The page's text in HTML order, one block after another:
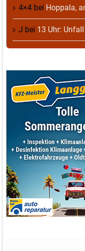
4×4 bei Hoppala,
J bei 13 Uhr: